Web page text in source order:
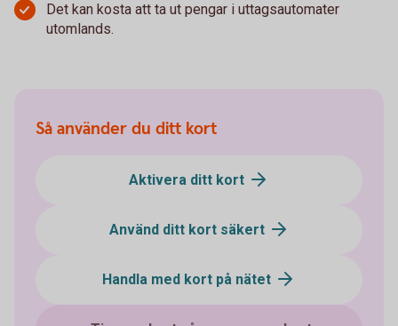
Det kan kosta att ta ut pengar i uttagsautomater
utomlands.
Så använder du ditt kort
Aktivera ditt kort
Använd ditt kort säkert
Handla med kort på nätet